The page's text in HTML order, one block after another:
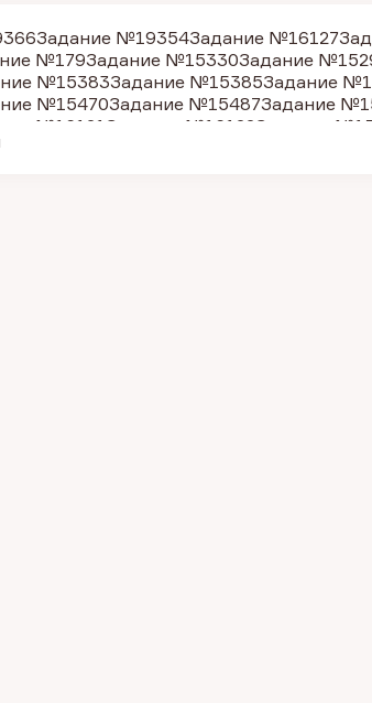
Задание №19354Задание №16127
№179Задание №15330Задание
№15383Задание №15385Задание
№15470Задание №15487Задание
№16121 Задание №16122 Задание
№6666